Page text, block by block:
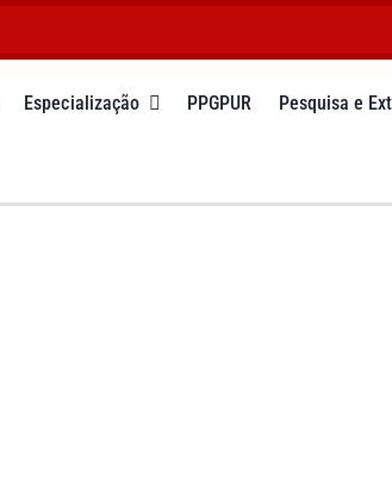
Especialização PPGPUR Pesquisa e